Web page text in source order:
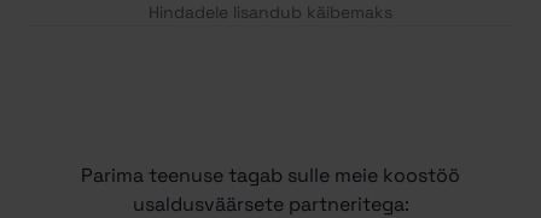
Hindadele lisandub käibemaks
Parima teenuse tagab sulle meie koostöö
usaldusväärsete partneritega: